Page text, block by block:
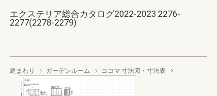
エクステリア総合カタログ2022-2023 2276-
2277(2278-2279)
庭まわり ガーデンルーム ココマ 寸法図・寸法表